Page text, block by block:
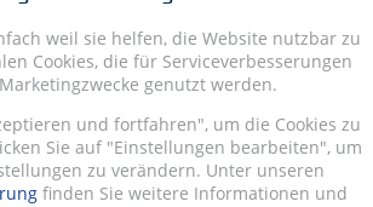
weil sie helfen, die Website nutzbar zu
Cookies, die für Serviceverbesserungen
genutzt werden.
und fortfahren", um die Cookies zu
Sie auf "Einstellungen bearbeiten", um
zu verändern. Unter unseren
finden Sie weitere Informationen und